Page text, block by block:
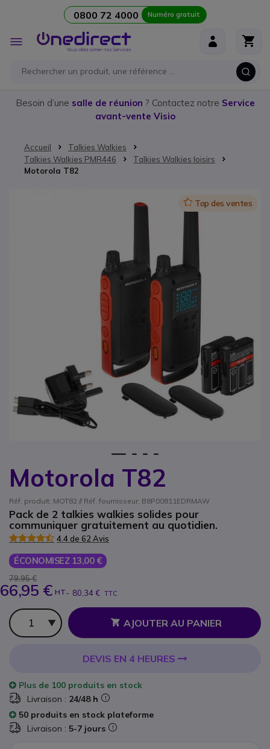
0800 72 4000 Numéro gratuit
Affichage
navigation
Besoin d’une salle de réunion ? Contactez notre Service
avant-vente Visio
Accueil
Talkies Walkies
Talkies Walkies PMR446
Talkies Walkies loisirs
Motorola T82
Motorola T82
Réf. produit: MOT82 // Réf. fournisseur: B8P00811EDRMAW
Pack de 2 talkies walkies solides pour
communiquer gratuitement au quotidien.
4.4 de 62 Avis
ÉCONOMISEZ 13,00 €
79,95 €
66,95 € HT- 80,34 € TTC
Qté
AJOUTER AU PANIER
DEVIS EN 4 HEURES
Plus de 100 produits en stock
Livraison : 24/48 h
50 produits en stock plateforme
Livraison : 5-7 jours
IconTop des ventes
Passer au début de la Galerie d’images